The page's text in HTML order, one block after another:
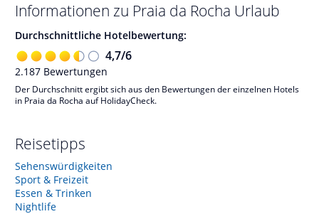
Informationen zu Praia da Rocha Urlaub
Durchschnittliche Hotelbewertung:
4,7/6
2.187 Bewertungen
Der Durchschnitt ergibt sich aus den Bewertungen der einzelnen Hotels
in Praia da Rocha auf HolidayCheck.
Reisetipps
Sehenswürdigkeiten
Sport & Freizeit
Essen & Trinken
Nightlife